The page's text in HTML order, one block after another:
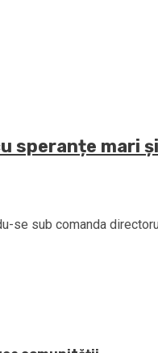
speranțe mari
se sub comanda